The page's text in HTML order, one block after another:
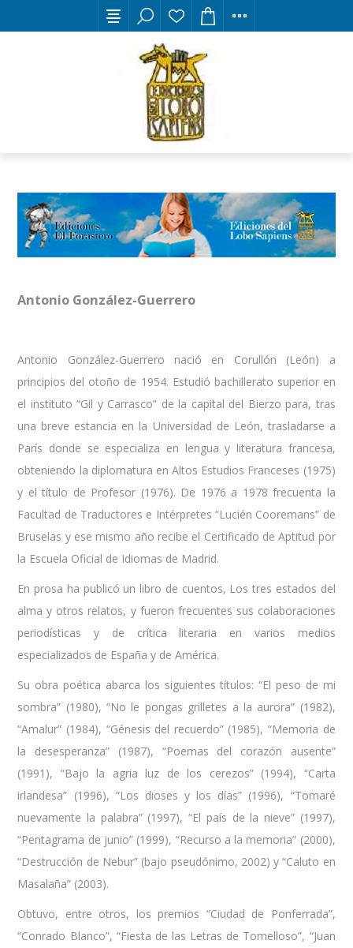
Antonio González-Guerrero
Antonio González-Guerrero nació en Corullón (León) a
principios del otoño de 1954. Estudió bachillerato superior en
el instituto “Gil y Carrasco” de la capital del Bierzo para, tras
una breve estancia en la Universidad de León, trasladarse a
París donde se especializa en lengua y literatura francesa,
obteniendo la diplomatura en Altos Estudios Franceses (1975)
y el título de Profesor (1976). De 1976 a 1978 frecuenta la
Facultad de Traductores e Intérpretes “Lucién Cooremans” de
Bruselas y ese mismo año recibe el Certificado de Aptitud por
la Escuela Oficial de Idiomas de Madrid.
En prosa ha publicó un libro de cuentos, Los tres estados del
alma y otros relatos, y fueron frecuentes sus colaboraciones
periodísticas y de crítica literaria en varios medios
especializados de España y de América.
Su obra poética abarca los siguientes títulos: “El peso de mi
sombra” (1980), “No le pongas grilletes a la aurora” (1982),
“Amalur” (1984), “Génesis del recuerdo” (1985), “Memoria de
la desesperanza” (1987), “Poemas del corazón ausente”
(1991), “Bajo la agria luz de los cerezos” (1994), “Carta
irlandesa” (1996), “Los dioses y los días” (1996), “Tomaré
nuevamente la palabra” (1997), “El país de la nieve” (1997),
“Pentagrama de junio” (1999), “Recurso a la memoria” (2000),
“Destrucción de Nebur” (bajo pseudónimo, 2002) y “Caluto en
Masalaña” (2003).
Obtuvo, entre otros, los premios “Ciudad de Ponferrada”,
“Conrado Blanco”, “Fiesta de las Letras de Tomelloso”, “Juan